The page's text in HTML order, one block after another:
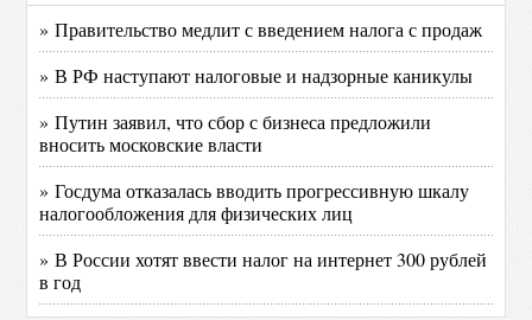
» Правительство медлит с введением налога с продаж
» В РФ наступают налоговые и надзорные каникулы
» Путин заявил, что сбор с бизнеса предложили
вносить московские власти
» Госдума отказалась вводить прогрессивную шкалу
налогообложения для физических лиц
» В России хотят ввести налог на интернет 300 рублей
в год